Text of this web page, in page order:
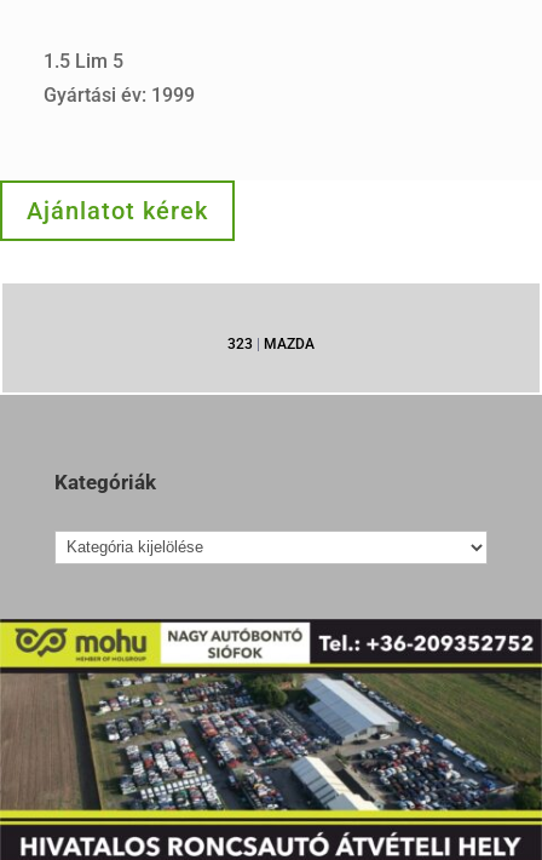
1.5 Lim 5
Gyártási év: 1999
Ajánlatot kérek
323 | MAZDA
Kategóriák
Kategóriák